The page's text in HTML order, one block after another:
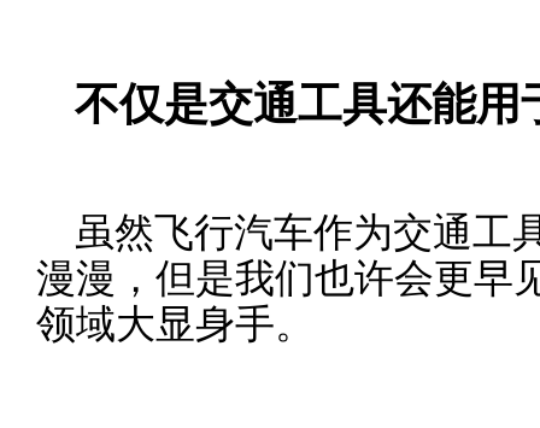
不仅是交通工具还能用
虽然飞行汽车作为交通工
漫漫，但是我们也许会更早
领域大显身手。